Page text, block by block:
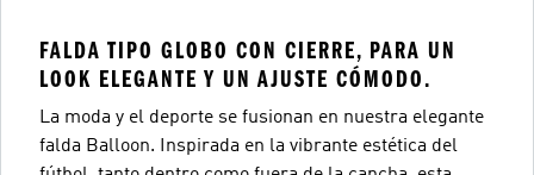
FALDA TIPO GLOBO CON CIERRE, PARA UN
LOOK ELEGANTE Y UN AJUSTE CÓMODO.
La moda y el deporte se fusionan en nuestra elegante
falda Balloon. Inspirada en la vibrante estética del